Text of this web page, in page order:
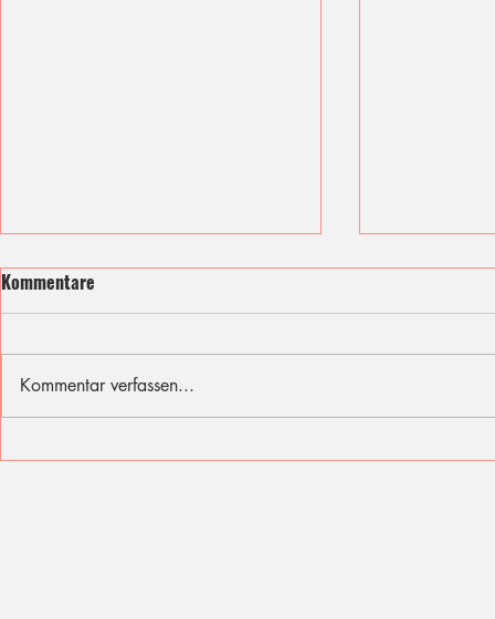
Ich fühle mit den Opfern des
Sommer,
Kommentare
Kommentar verfassen...